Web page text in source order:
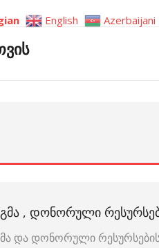
, ᲓᲝᲜᲝᲠᲣᲚᲘ
და დონორული
English Azerbaijani